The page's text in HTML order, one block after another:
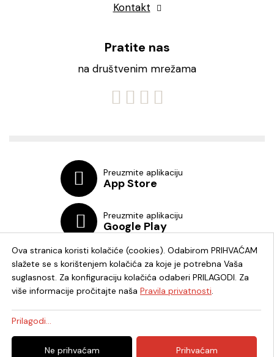
Kontakt
Pratite nas
na društvenim mrežama
Preuzmite aplikaciju
App Store
Preuzmite aplikaciju
Google Play
© 2026. - Knjižnica i čitaonica Fran Galović Koprivnica - OIB:
82278819336 -Uredništvo Pravila privatnosti
Ova stranica koristi kolačiće (cookies). Odabirom PRIHVAĆAM
slažete se s korištenjem kolačića za koje je potrebna Vaša
suglasnost. Za konfiguraciju kolačića odaberi PRILAGODI. Za
više informacije pročitajte naša Pravila privatnosti.
Prilagodi...
Ne prihvaćam Prihvaćam